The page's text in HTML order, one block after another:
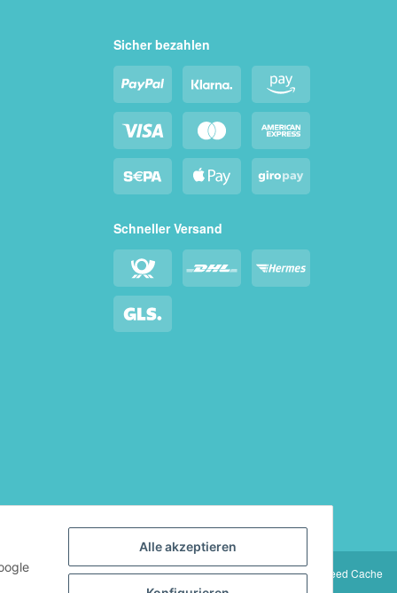
Sicher bezahlen
Schneller Versand
Servicepartnermaxkunze.de| Cached byecomDATA LiteSpeed Cache
Alle akzeptieren